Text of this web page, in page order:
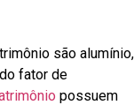
são alumínio,
fator de
possuem